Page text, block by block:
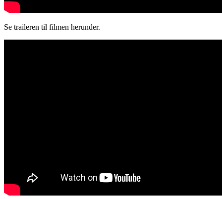
Se traileren til filmen herunder.